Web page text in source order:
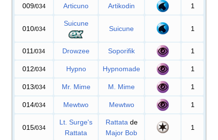
009/034 Articuno Artikodin 1
010/034
Suicune
Suicune 1
011 /034 Drowzee Soporifik 1
012/034 Hypno Hypnomade 1
013/034 Mr. Mime M. Mime 1
014/034 Mewtwo Mewtwo 1
015/034
Lt. Surge's
Rattata
Rattata de
Major Bob
1